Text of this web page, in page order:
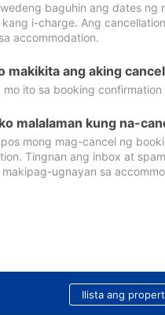
baguhin ang dates ng
i-charge. Ang
accommodation.
makikita ang aking
mo ito sa booking confirmation
malalaman kung na-
mong mag-cancel ng
Tingnan ang inbox at
makipag-ugnayan sa
Ilista ang